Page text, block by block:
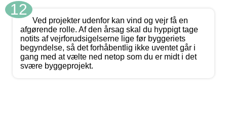
12
Ved projekter udenfor kan vind og vejr få en
afgørende rolle. Af den årsag skal du hyppigt tage
notits af vejrforudsigelserne lige før byggeriets
begyndelse, så det forhåbentlig ikke uventet går i
gang med at vælte ned netop som du er midt i det
svære byggeprojekt.